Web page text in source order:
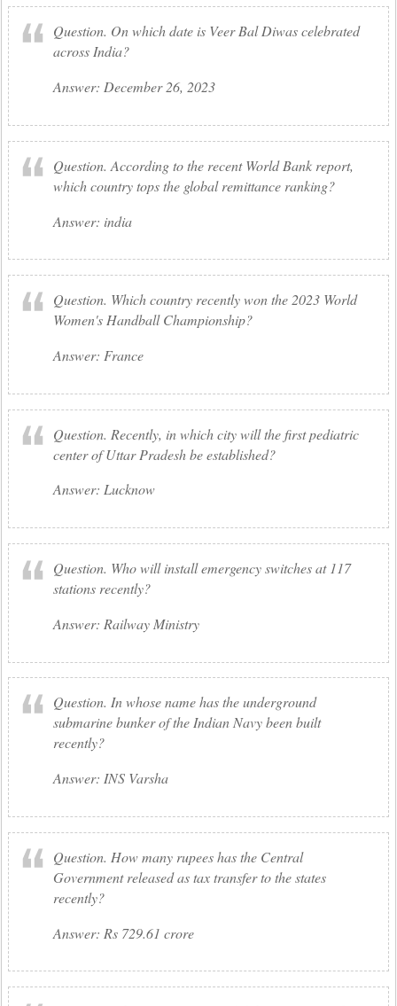
Question. On which date is Veer Bal Diwas celebrated
across India?
Answer: December 26, 2023
Question. According to the recent World Bank report,
which country tops the global remittance ranking?
Answer: india
Question. Which country recently won the 2023 World
Women's Handball Championship?
Answer: France
Question. Recently, in which city will the first pediatric
center of Uttar Pradesh be established?
Answer: Lucknow
Question. Who will install emergency switches at 117
stations recently?
Answer: Railway Ministry
Question. In whose name has the underground
submarine bunker of the Indian Navy been built
recently?
Answer: INS Varsha
Question. How many rupees has the Central
Government released as tax transfer to the states
recently?
Answer: Rs 729.61 crore